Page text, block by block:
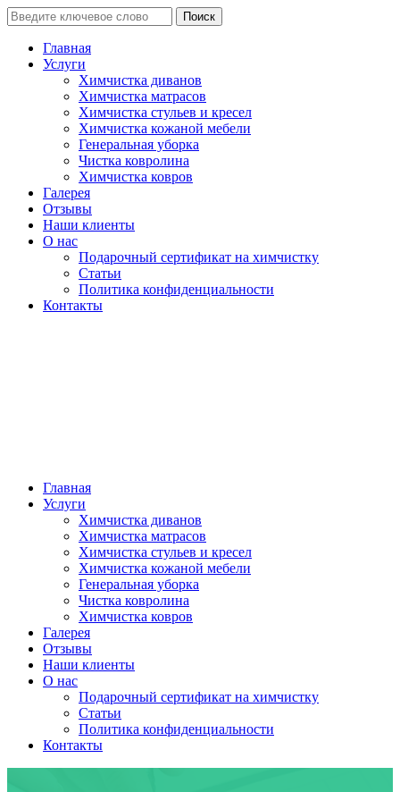
Поиск
Главная
Услуги
Химчистка диванов
Химчистка матрасов
Химчистка стульев и кресел
Химчистка кожаной мебели
Генеральная уборка
Чистка ковролина
Химчистка ковров
Галерея
Отзывы
Наши клиенты
О нас
Подарочный сертификат на химчистку
Статьи
Политика конфиденциальности
Контакты
Главная
Услуги
Химчистка диванов
Химчистка матрасов
Химчистка стульев и кресел
Химчистка кожаной мебели
Генеральная уборка
Чистка ковролина
Химчистка ковров
Галерея
Отзывы
Наши клиенты
О нас
Подарочный сертификат на химчистку
Статьи
Политика конфиденциальности
Контакты